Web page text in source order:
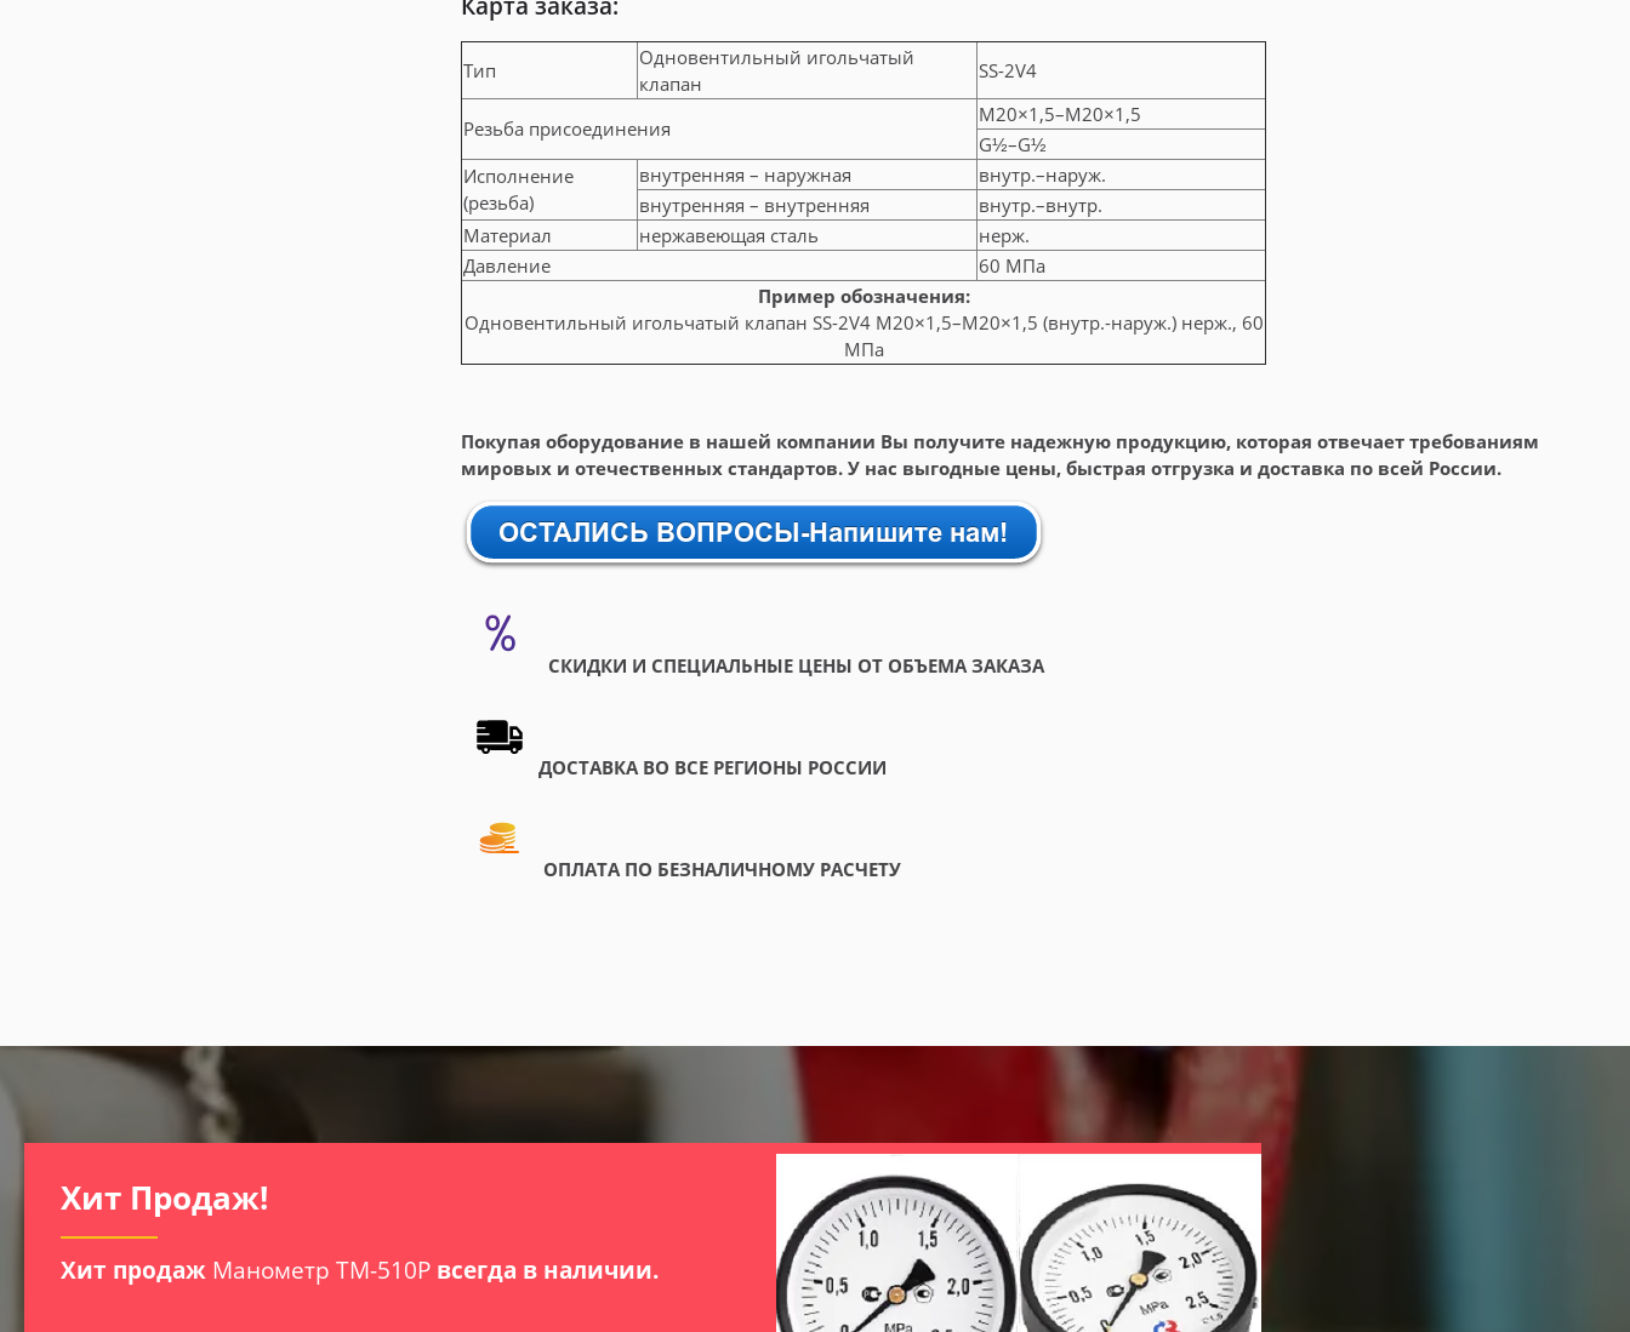
Карта заказа:
Тип
Одновентильный игольчатый
клапан
SS-2V4
Резьба присоединения
М20×1,5–М20×1,5
G½–G½
Исполнение
(резьба)
внутренняя – наружная
внутр.–наруж.
внутренняя – внутренняя
внутр.–внутр.
Материал
нержавеющая сталь
нерж.
Давление
60 МПа
Пример обозначения:
Одновентильный игольчатый клапан SS-2V4 М20×1,5–М20×1,5 (внутр.-наруж.) нерж., 60
МПа
Покупая оборудование в нашей компании Вы получите надежную продукцию, которая отвечает требованиям
мировых и отечественных стандартов. У нас выгодные цены, быстрая отгрузка и доставка по всей России.
СКИДКИ И СПЕЦИАЛЬНЫЕ ЦЕНЫ ОТ ОБЪЕМА ЗАКАЗА
ДОСТАВКА ВО ВСЕ РЕГИОНЫ РОССИИ
ОПЛАТА ПО БЕЗНАЛИЧНОМУ РАСЧЕТУ
Хит Продаж!
Хит продаж Манометр ТМ-510Р всегда в наличии.